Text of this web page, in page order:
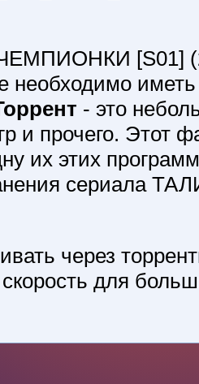
[S01]
необходимо
- это
и прочего. Этот
их этих
сериала
через
для